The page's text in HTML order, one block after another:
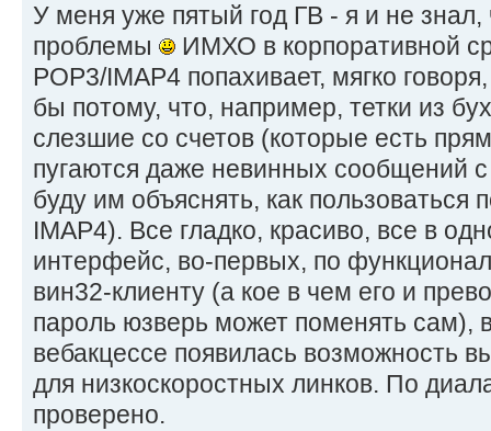
У меня уже пятый год ГВ - я и не знал,
проблемы
ИМХО в корпоративной
POP3/IMAP4 попахивает, мягко
бы потому, что, например, тетки из
слезшие со счетов (которые есть
пугаются даже невинных сообщений
буду им объяснять, как пользоваться
IMAP4). Все гладко, красиво, все в
интерфейс, во-первых, по
вин32-клиенту (а кое в чем его и
пароль юзверь может поменять сам),
вебакцессе появилась возможность
для низкоскоростных линков. По
проверено.